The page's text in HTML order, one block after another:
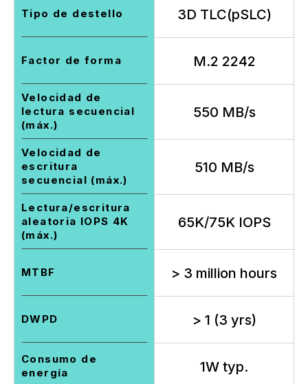
Tipo de destello 3D TLC(pSLC)
Factor de forma M.2 2242
Velocidad de
lectura secuencial
(máx.)
550 MB/s
Velocidad de
escritura
secuencial (máx.)
510 MB/s
Lectura/escritura
aleatoria IOPS 4K
(máx.)
65K/75K IOPS
MTBF > 3 million hours
DWPD > 1 (3 yrs)
Consumo de
energía
1W typ.